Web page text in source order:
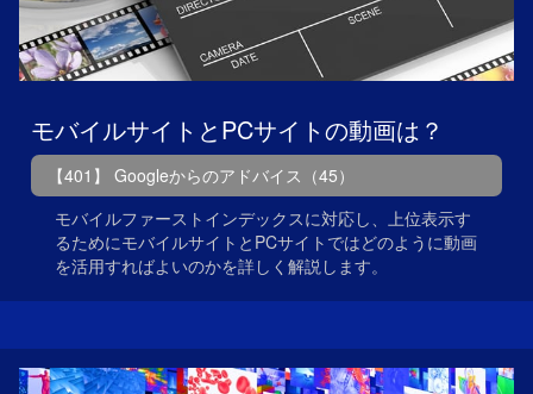
モバイルサイトとPCサイトの動画は？
【401】 Googleからのアドバイス（45）
モバイルファーストインデックスに対応し、上位表示す
るためにモバイルサイトとPCサイトではどのように動画
を活用すればよいのかを詳しく解説します。